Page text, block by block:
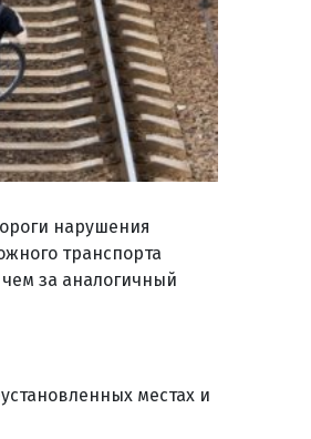
нарушения
транспорта
за аналогичный
местах и